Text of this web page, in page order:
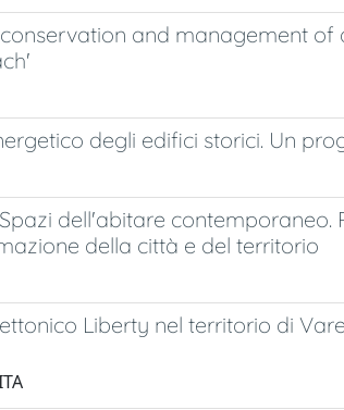
and management of
degli edifici storici. Un
dell'abitare
della città e del territorio
Liberty nel territorio di